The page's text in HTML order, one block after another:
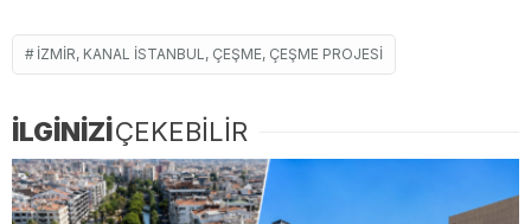
İZMIR, KANAL İSTANBUL, ÇEŞME, ÇEŞME PROJESI
İLGİNİZİÇEKEBİLİR